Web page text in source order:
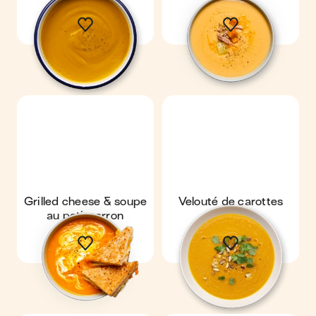
Grilled cheese & soupe
au potimarron
Velouté de carottes